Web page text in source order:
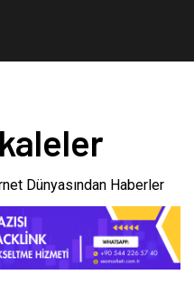
Dünyasından Haberler